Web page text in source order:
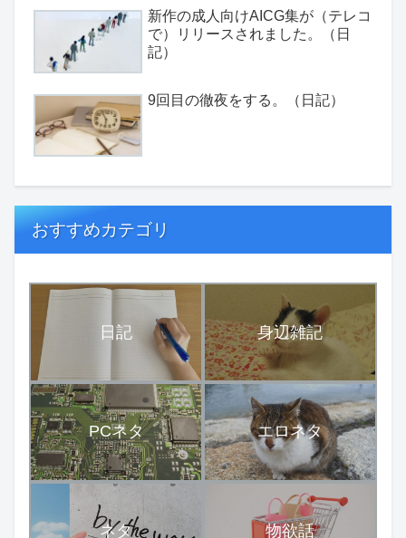
新作の成人向けAICG集が（テレコ
で）リリースされました。（日
記）
9回目の徹夜をする。（日記）
おすすめカテゴリ
日記 身辺雑記
PCネタ エロネタ
ネタ 物欲話